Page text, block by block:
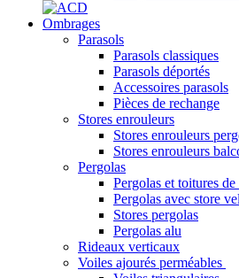
Ombrages
Parasols
Parasols classiques
Parasols déportés
Accessoires parasols
Pièces de rechange
Stores enrouleurs
Stores enrouleurs
Stores enrouleurs
Pergolas
Pergolas et toitures de
Pergolas avec store
Stores pergolas
Pergolas alu
Rideaux verticaux
Voiles ajourés perméables